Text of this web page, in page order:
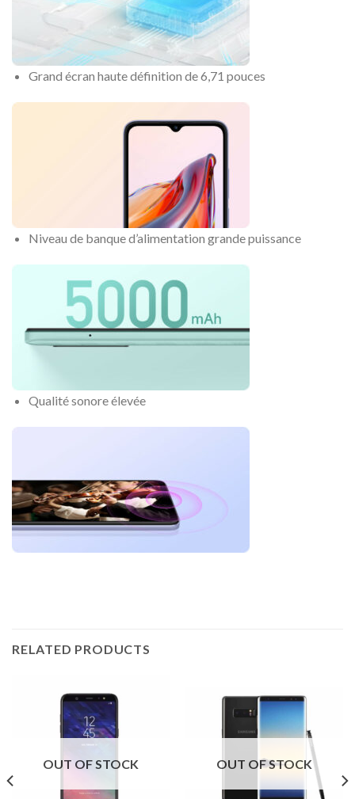
Grand écran haute définition de 6,71 pouces
Niveau de banque d’alimentation grande puissance
Qualité sonore élevée
RELATED PRODUCTS
OUT OF STOCK OUT OF STOCK